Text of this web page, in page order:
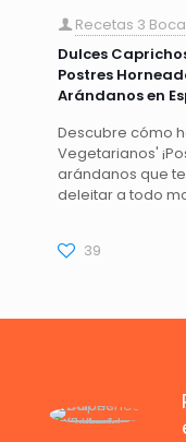
Recetas 3
Dulces
Postres
Arándanos en
Descubre cómo
Vegetarianos'
arándanos que
deleitar a todo
39